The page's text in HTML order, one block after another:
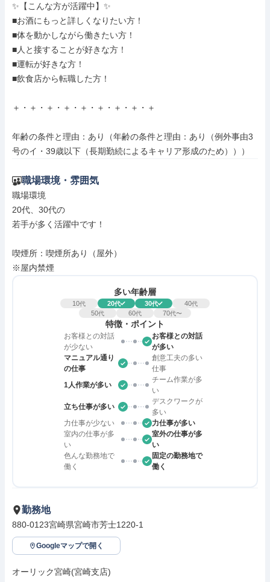
✨【こんな方が活躍中】✨
■お酒にもっと詳しくなりたい方！
■体を動かしながら働きたい方！
■人と接することが好きな方！
■運転が好きな方！
■飲食店から転職した方！
＋・＋・＋・＋・＋・＋・＋・＋・＋
年齢の条件と理由：あり（年齢の条件と理由：あり（例外事由3
号のイ・39歳以下（長期勤続によるキャリア形成のため）））
職場環境・雰囲気
職場環境
20代、30代の
若手が多く活躍中です！
喫煙所：喫煙所あり（屋外）
※屋内禁煙
多い年齢層
10代 20代 30代 40代
50代 60代 70代〜
特徴・ポイント
お客様との対話
が少ない
お客様との対話
が多い
マニュアル通り
の仕事
創意工夫の多い
仕事
1人作業が多い
チーム作業が多
い
立ち仕事が多い
デスクワークが
多い
力仕事が少ない
力仕事が多い
室内の仕事が多
い
室外の仕事が多
い
色んな勤務地で
働く
固定の勤務地で
働く
勤務地
880-0123宮崎県宮崎市芳士1220-1
Googleマップで開く
オーリック宮崎(宮崎支店)